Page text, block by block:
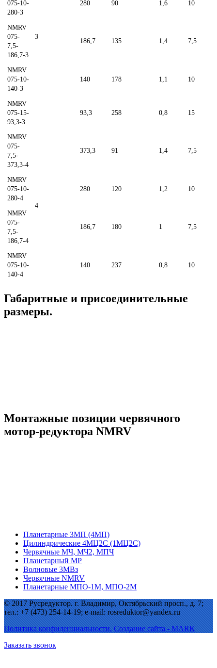
3
075-10-
280-3
280 90 1,6 10
NMRV
075-
7,5-
186,7-3
186,7 135 1,4 7,5
NMRV
075-10-
140-3
140 178 1,1 10
NMRV
075-15-
93,3-3
93,3 258 0,8 15
NMRV
075-
7,5-
373,3-4
4
373,3 91 1,4 7,5
NMRV
075-10-
280-4
280 120 1,2 10
NMRV
075-
7,5-
186,7-4
186,7 180 1 7,5
NMRV
075-10-
140-4
140 237 0,8 10
Габаритные и присоединительные
размеры.
Монтажные позиции червячного
мотор-редуктора NMRV
Планетарные 3МП (4МП)
Цилиндрические 4МЦ2С (1МЦ2С)
Червячные МЧ, МЧ2, МПЧ
Планетарный МР
Волновые 3МВз
Червячные NMRV
Планетарные МПО-1М, МПО-2М
© 2017 Русредуктор. г. Владимир, Октябрьский просп., д. 7;
тел.: +7 (473) 254-14-19; e-mail: rosreduktor@yandex.ru
Политика конфиденциальности. Создание сайта - MARK
Заказать звонок